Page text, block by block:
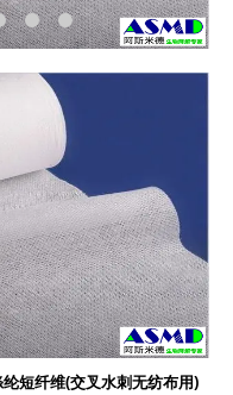
短纤维(交叉水刺无纺布用)